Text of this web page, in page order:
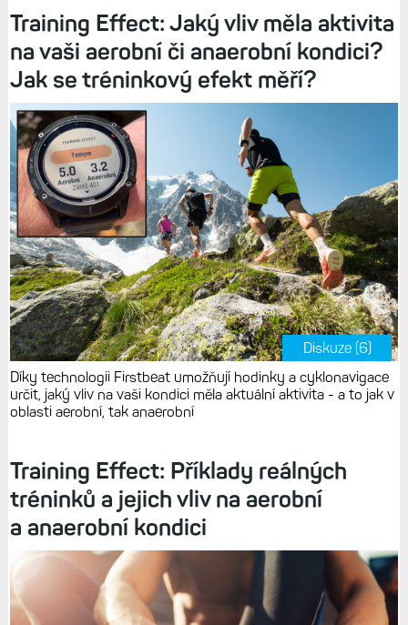
Training Effect: Jaký vliv měla aktivita
na vaši aerobní či anaerobní kondici?
Jak se tréninkový efekt měří?
Diskuze (6)
Díky technologii Firstbeat umožňují hodinky a cyklonavigace
určit, jaký vliv na vaši kondici měla aktuální aktivita - a to jak v
oblasti aerobní, tak anaerobní
Training Effect: Příklady reálných
tréninků a jejich vliv na aerobní
a anaerobní kondici